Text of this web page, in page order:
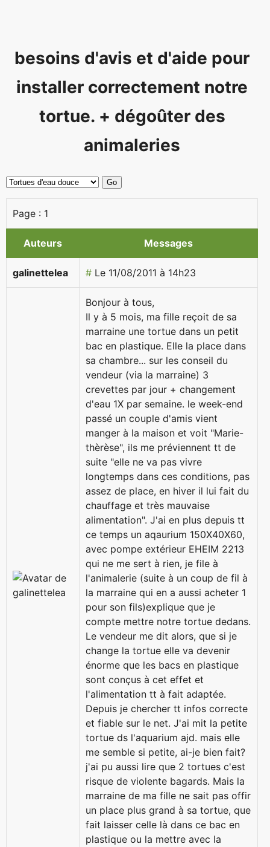
besoins d'avis et d'aide pour
installer correctement notre
tortue. + dégoûter des
animaleries
Page : 1
Auteurs Messages
galinettelea # Le 11/08/2011 à 14h23
Bonjour à tous,
Il y à 5 mois, ma fille reçoit de sa
marraine une tortue dans un petit
bac en plastique. Elle la place dans
sa chambre... sur les conseil du
vendeur (via la marraine) 3
crevettes par jour + changement
d'eau 1X par semaine. le week-end
passé un couple d'amis vient
manger à la maison et voit "Marie-
thèrèse", ils me préviennent tt de
suite "elle ne va pas vivre
longtemps dans ces conditions, pas
assez de place, en hiver il lui fait du
chauffage et très mauvaise
alimentation". J'ai en plus depuis tt
ce temps un aqaurium 150X40X60,
avec pompe extérieur EHEIM 2213
qui ne me sert à rien, je file à
l'animalerie (suite à un coup de fil à
la marraine qui en a aussi acheter 1
pour son fils)explique que je
compte mettre notre tortue dedans.
Le vendeur me dit alors, que si je
change la tortue elle va devenir
énorme que les bacs en plastique
sont conçus à cet effet et
l'alimentation tt à fait adaptée.
Depuis je chercher tt infos correcte
et fiable sur le net. J'ai mit la petite
tortue ds l'aquarium ajd. mais elle
me semble si petite, ai-je bien fait?
j'ai pu aussi lire que 2 tortues c'est
risque de violente bagards. Mais la
marraine de ma fille ne sait pas offir
un place plus grand à sa tortue, que
fait laisser celle là dans ce bac en
plastique ou la mettre avec la